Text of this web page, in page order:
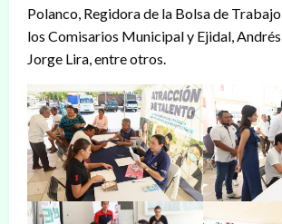
Polanco, Regidora de la Bolsa de
los Comisarios Municipal y Ejidal,
Jorge Lira, entre otros.